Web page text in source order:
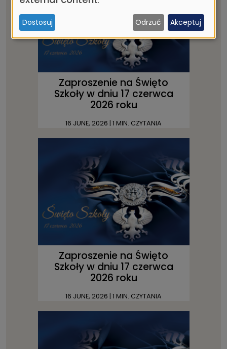
Zaproszenie na Święto
Szkoły w dniu 17 czerwca
2026 roku
16 JUNE, 2026 | 1 MIN. CZYTANIA
Zaproszenie na Święto
Szkoły w dniu 17 czerwca
2026 roku
16 JUNE, 2026 | 1 MIN. CZYTANIA
data
and
cookies
Dostosuj Odrzuć Akceptuj